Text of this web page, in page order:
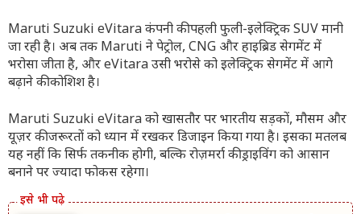
Maruti Suzuki eVitara कंपनी की पहली फुली-इलेक्ट्रिक SUV मानी
जा रही है। अब तक Maruti ने पेट्रोल, CNG और हाइब्रिड सेगमेंट में
भरोसा जीता है, और eVitara उसी भरोसे को इलेक्ट्रिक सेगमेंट में आगे
बढ़ाने की कोशिश है।
Maruti Suzuki eVitara को खासतौर पर भारतीय सड़कों, मौसम और
यूज़र की जरूरतों को ध्यान में रखकर डिजाइन किया गया है। इसका मतलब
यह नहीं कि सिर्फ तकनीक होगी, बल्कि रोज़मर्रा की ड्राइविंग को आसान
बनाने पर ज्यादा फोकस रहेगा।